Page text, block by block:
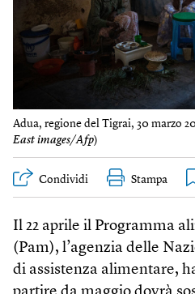
Adua, regione del Tigrai, 30 marzo
East images/Afp)
Condividi Stampa
Il 22 aprile il Programma
(Pam), l’agenzia delle
di assistenza alimentare,